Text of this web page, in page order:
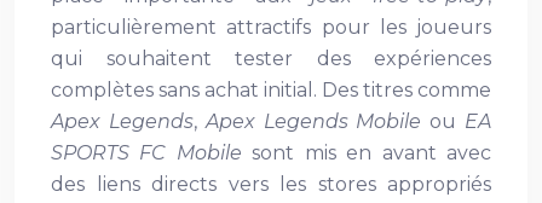
particulièrement attractifs pour les joueurs
qui souhaitent tester des expériences
complètes sans achat initial. Des titres comme
Apex Legends,Apex Legends Mobile ou EA
SPORTS FC Mobile sont mis en avant avec
des liens directs vers les stores appropriés